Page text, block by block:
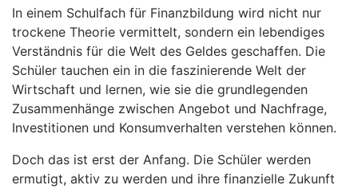
In einem Schulfach für Finanzbildung wird nicht nur
trockene Theorie vermittelt, sondern ein lebendiges
Verständnis für die Welt des Geldes geschaffen. Die
Schüler tauchen ein in die faszinierende Welt der
Wirtschaft und lernen, wie sie die grundlegenden
Zusammenhänge zwischen Angebot und Nachfrage,
Investitionen und Konsumverhalten verstehen können.
Doch das ist erst der Anfang. Die Schüler werden
ermutigt, aktiv zu werden und ihre finanzielle Zukunft